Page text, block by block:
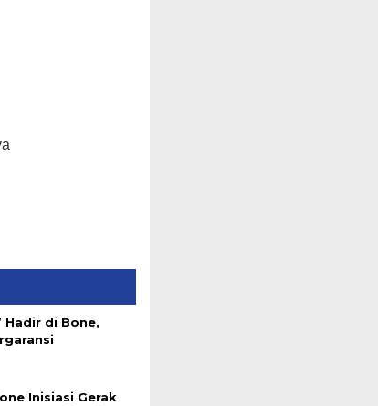
Hadir di Bone,
Inisiasi Gerak